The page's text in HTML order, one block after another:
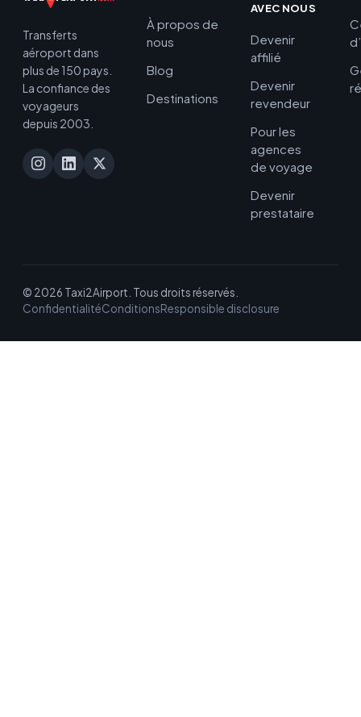
Transferts
aéroport dans
plus de 150 pays.
La confiance des
voyageurs
depuis 2003.
À propos de
nous
Blog
Destinations
AVEC NOUS
Devenir
affilié
Devenir
revendeur
Pour les
agences
de voyage
Devenir
prestataire
© 2026 Taxi2Airport. Tous droits réservés.
ConfidentialitéConditionsResponsible disclosure